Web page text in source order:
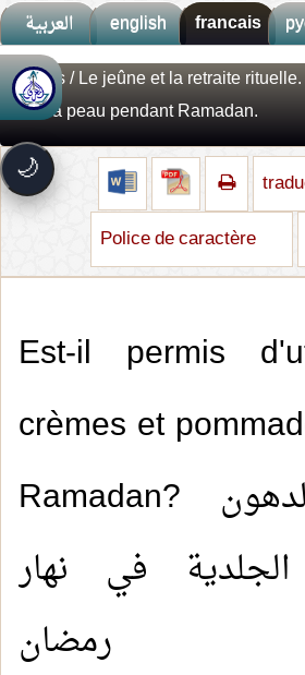
العربية english francais
🌙
🚀 جديد الموقع!
تعرف على أحدث المميزات
⚡سرعة فائقة
🎨تصميم جديد كلياً
🔔تتابع كل جديد بخطوة واحدة
Fatwas/Le jeûne et la retraite rituelle.
pour la peau pendant Ramadan.
Police de caractère
Est-il permis
crèmes et
Ramadan? استعمال الدهون
الجلدية في نهار
رمضان